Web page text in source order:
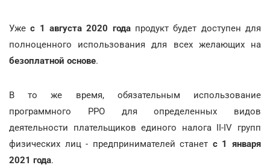
Ужес 1 августа 2020 годапродукт будет доступен для
полноценного использования для всех желающих на
безоплатной основе.
В то же время, обязательным использование
программного РРО для определенных видов
деятельности плательщиков единого налога ІІ-IV групп
физических лиц - предпринимателей станет с 1 января
2021 года.